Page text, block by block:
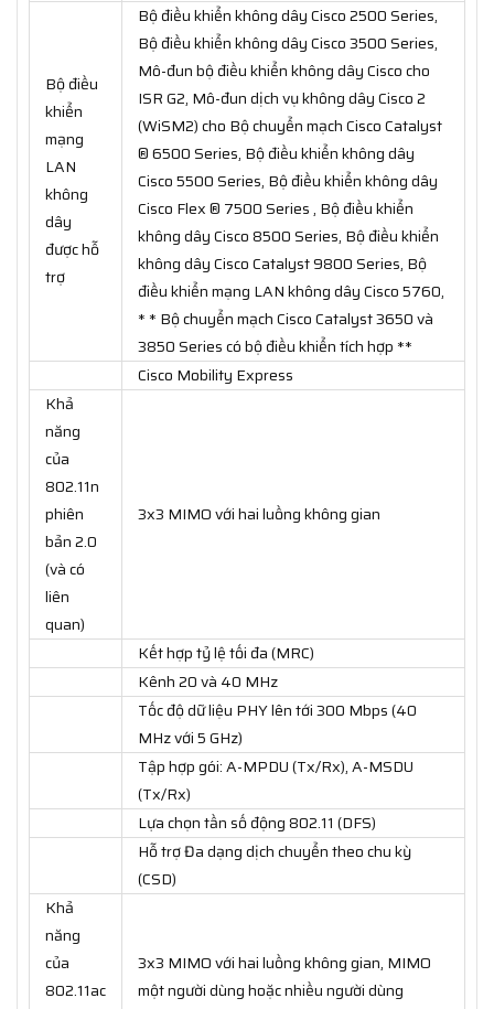
Bộ điều
khiển
mạng
LAN
không
dây
được hỗ
trợ
Bộ điều khiển không dây Cisco 2500 Series,
Bộ điều khiển không dây Cisco 3500 Series,
Mô-đun bộ điều khiển không dây Cisco cho
ISR G2, Mô-đun dịch vụ không dây Cisco 2
(WiSM2) cho Bộ chuyển mạch Cisco Catalyst
® 6500 Series, Bộ điều khiển không dây
Cisco 5500 Series, Bộ điều khiển không dây
Cisco Flex ® 7500 Series , Bộ điều khiển
không dây Cisco 8500 Series, Bộ điều khiển
không dây Cisco Catalyst 9800 Series, Bộ
điều khiển mạng LAN không dây Cisco 5760,
* * Bộ chuyển mạch Cisco Catalyst 3650 và
3850 Series có bộ điều khiển tích hợp **
Cisco Mobility Express
Khả
năng
của
802.11n
phiên
bản 2.0
(và có
liên
quan)
3x3 MIMO với hai luồng không gian
Kết hợp tỷ lệ tối đa (MRC)
Kênh 20 và 40 MHz
Tốc độ dữ liệu PHY lên tới 300 Mbps (40
MHz với 5 GHz)
Tập hợp gói: A-MPDU (Tx/Rx), A-MSDU
(Tx/Rx)
Lựa chọn tần số động 802.11 (DFS)
Hỗ trợ Đa dạng dịch chuyển theo chu kỳ
(CSD)
Khả
năng
của
802.11ac
3x3 MIMO với hai luồng không gian, MIMO
một người dùng hoặc nhiều người dùng